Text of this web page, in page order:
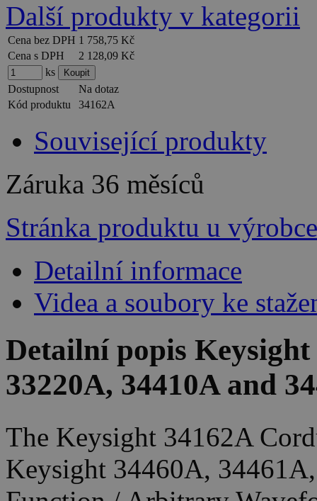
Další produkty v kategorii
Cena bez DPH 1 758,75 Kč
Cena s DPH
2 128,09 Kč
ks
Dostupnost
Na dotaz
Kód produktu
34162A
Související produkty
Záruka 36 měsíců
Stránka produktu u výrobce
Detailní informace
Videa a soubory ke
Detailní popis Keysight
33220A, 34410A and
The Keysight 34162A
Keysight 34460A,